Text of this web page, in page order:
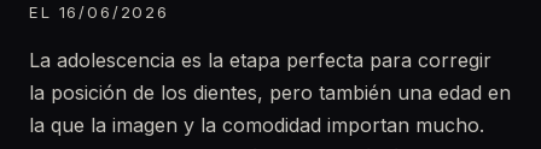
EL 16/06/2026
La adolescencia es la etapa perfecta para corregir
la posición de los dientes, pero también una edad en
la que la imagen y la comodidad importan mucho.